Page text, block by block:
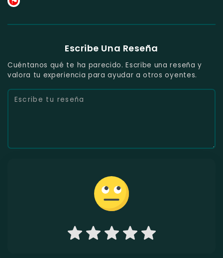
Escribe Una Reseña
Cuéntanos qué te ha parecido. Escribe una reseña y
valora tu experiencia para ayudar a otros oyentes.